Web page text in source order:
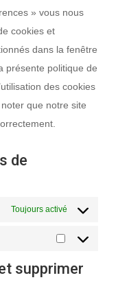
» vous nous
cookies et
dans la fenêtre
présente politique de
des cookies
que notre site
de
Toujours activé
Statistiques
supprimer